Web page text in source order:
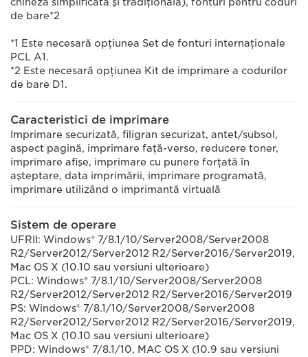
de bare*2
*1 Este necesară opţiunea Set de fonturi internaţionale
PCL A1.
*2 Este necesară opţiunea Kit de imprimare a codurilor
de bare D1.
Caracteristici de imprimare
Imprimare securizată, filigran securizat, antet/subsol,
aspect pagină, imprimare faţă-verso, reducere toner,
imprimare afişe, imprimare cu punere forţată în
aşteptare, data imprimării, imprimare programată,
imprimare utilizând o imprimantă virtuală
Sistem de operare
UFRII: Windows® 7/8.1/10/Server2008/Server2008
R2/Server2012/Server2012 R2/Server2016/Server2019,
Mac OS X (10.10 sau versiuni ulterioare)
PCL: Windows® 7/8.1/10/Server2008/Server2008
R2/Server2012/Server2012 R2/Server2016/Server2019
PS: Windows® 7/8.1/10/Server2008/Server2008
R2/Server2012/Server2012 R2/Server2016/Server2019,
Mac OS X (10.10 sau versiuni ulterioare)
PPD: Windows® 7/8.1/10, MAC OS X (10.9 sau versiuni